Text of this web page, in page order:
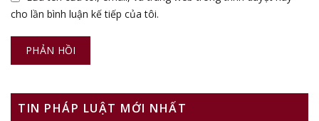
cho lần bình luận kế tiếp của tôi.
TIN PHÁP LUẬT MỚI NHẤT